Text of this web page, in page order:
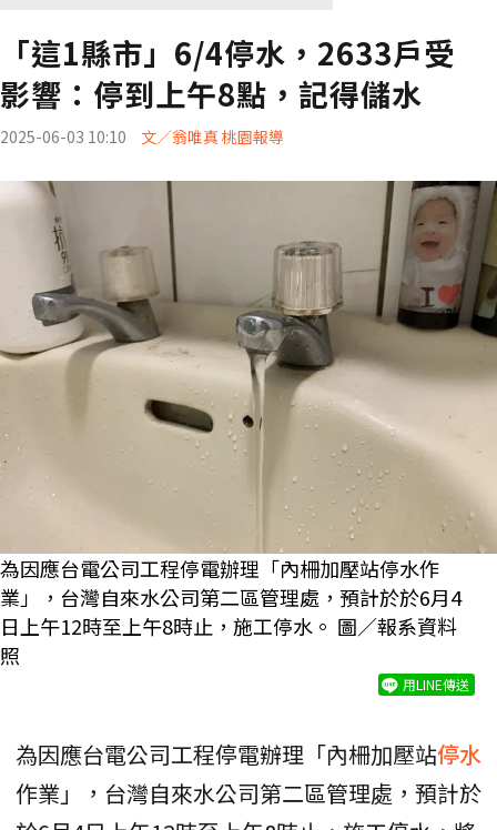
「這1縣市」6/4停水，2633戶受
影響：停到上午8點，記得儲水
2025-06-03 10:10 文／翁唯真 桃園報導
為因應台電公司工程停電辦理「內柵加壓站停水作
業」，台灣自來水公司第二區管理處，預計於於6月4
日上午12時至上午8時止，施工停水。 圖／報系資料
照
用LINE傳送
為因應台電公司工程停電辦理「內柵加壓站停水
作業」，台灣自來水公司第二區管理處，預計於